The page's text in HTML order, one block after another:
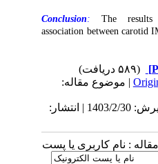
Conclusion
The
association between
| موضوع مقاله:
دریافت: 1402/8/16 | پذیرش: 1403/2/30 | انتشار:
: نام کاربری یا پست